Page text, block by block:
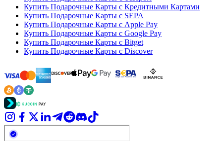
Купить Подарочные Карты с Кредитными Картами
Купить Подарочные Карты с SEPA
Купить Подарочные Карты с Apple Pay
Купить Подарочные Карты с Google Pay
Купить Подарочные Карты с Bitget
Купить Подарочные Карты с Discover